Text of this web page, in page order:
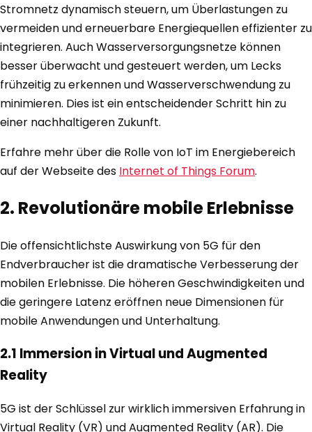
Stromnetz dynamisch steuern, um Überlastungen zu
vermeiden und erneuerbare Energiequellen effizienter zu
integrieren. Auch Wasserversorgungsnetze können
besser überwacht und gesteuert werden, um Lecks
frühzeitig zu erkennen und Wasserverschwendung zu
minimieren. Dies ist ein entscheidender Schritt hin zu
einer nachhaltigeren Zukunft.
Erfahre mehr über die Rolle von IoT im Energiebereich
auf der Webseite des Internet of Things Forum.
2. Revolutionäre mobile Erlebnisse
Die offensichtlichste Auswirkung von 5G für den
Endverbraucher ist die dramatische Verbesserung der
mobilen Erlebnisse. Die höheren Geschwindigkeiten und
die geringere Latenz eröffnen neue Dimensionen für
mobile Anwendungen und Unterhaltung.
2.1 Immersion in Virtual und Augmented
Reality
5G ist der Schlüssel zur wirklich immersiven Erfahrung in
Virtual Reality (VR) und Augmented Reality (AR). Die